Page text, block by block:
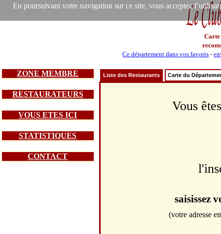
En poursuivant votre navigation sur ce site, vous acceptez
Carte
Ce département dans vos favoris -
ZONE MEMBRE
RESTAURATEURS
VOUS ETES ICI
STATISTIQUES
CONTACT
Liste des Restaurants Carte du
Vous
saisissez
(votre adresse